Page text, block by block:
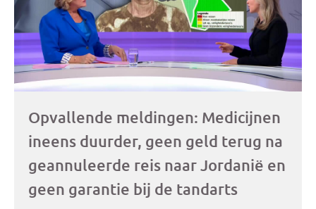
Opvallende meldingen: Medicijnen
ineens duurder, geen geld terug na
geannuleerde reis naar Jordanië en
geen garantie bij de tandarts